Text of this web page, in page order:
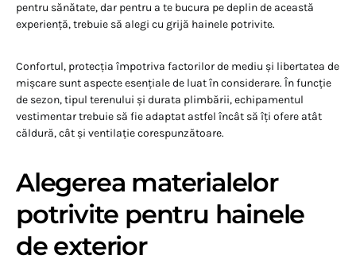
pentru sănătate, dar pentru a te bucura pe deplin de această
experiență, trebuie să alegi cu grijă hainele potrivite.
Confortul, protecția împotriva factorilor de mediu și libertatea de
mișcare sunt aspecte esențiale de luat în considerare. În funcție
de sezon, tipul terenului și durata plimbării, echipamentul
vestimentar trebuie să fie adaptat astfel încât să îți ofere atât
căldură, cât și ventilație corespunzătoare.
Alegerea materialelor
potrivite pentru hainele
de exterior